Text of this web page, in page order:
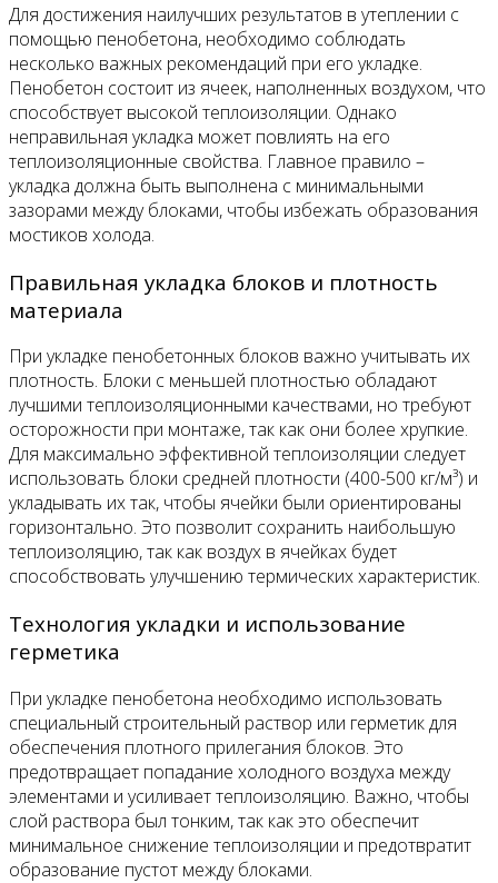
Для достижения наилучших результатов в утеплении с
помощью пенобетона, необходимо соблюдать
несколько важных рекомендаций при его укладке.
Пенобетон состоит из ячеек, наполненных воздухом, что
способствует высокой теплоизоляции. Однако
неправильная укладка может повлиять на его
теплоизоляционные свойства. Главное правило –
укладка должна быть выполнена с минимальными
зазорами между блоками, чтобы избежать образования
мостиков холода.
Правильная укладка блоков и плотность
материала
При укладке пенобетонных блоков важно учитывать их
плотность. Блоки с меньшей плотностью обладают
лучшими теплоизоляционными качествами, но требуют
осторожности при монтаже, так как они более хрупкие.
Для максимально эффективной теплоизоляции следует
использовать блоки средней плотности (400-500 кг/м³) и
укладывать их так, чтобы ячейки были ориентированы
горизонтально. Это позволит сохранить наибольшую
теплоизоляцию, так как воздух в ячейках будет
способствовать улучшению термических характеристик.
Технология укладки и использование
герметика
При укладке пенобетона необходимо использовать
специальный строительный раствор или герметик для
обеспечения плотного прилегания блоков. Это
предотвращает попадание холодного воздуха между
элементами и усиливает теплоизоляцию. Важно, чтобы
слой раствора был тонким, так как это обеспечит
минимальное снижение теплоизоляции и предотвратит
образование пустот между блоками.